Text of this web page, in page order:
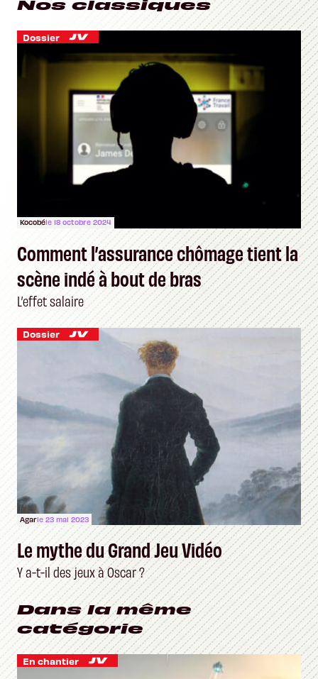
Dossier
Kocobéle 18 octobre 2024
Comment l’assurance chômage tient la
scène indé à bout de bras
L’effet salaire
Dossier
Agarle 23 mai 2023
Le mythe du Grand Jeu Vidéo
Y a-t-il des jeux à Oscar ?
Dans la même
catégorie
En chantier